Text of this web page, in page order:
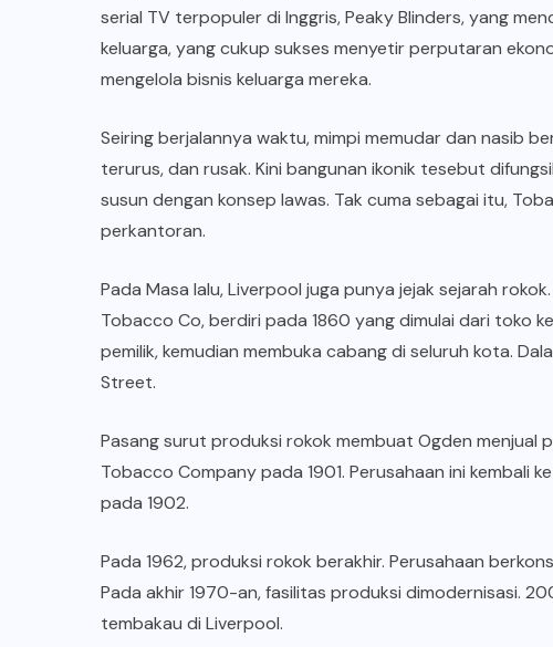
serial TV terpopuler di Inggris, Peaky Blinders, yang
keluarga, yang cukup sukses menyetir perputaran
mengelola bisnis keluarga mereka.
Seiring berjalannya waktu, mimpi memudar dan nasib
terurus, dan rusak. Kini bangunan ikonik tesebut
susun dengan konsep lawas. Tak cuma sebagai itu,
perkantoran.
Pada Masa lalu, Liverpool juga punya jejak sejarah
Tobacco Co, berdiri pada 1860 yang dimulai dari toko
pemilik, kemudian membuka cabang di seluruh kota.
Street.
Pasang surut produksi rokok membuat Ogden menjual
Tobacco Company pada 1901. Perusahaan ini kembali
pada 1902.
Pada 1962, produksi rokok berakhir. Perusahaan
Pada akhir 1970-an, fasilitas produksi dimodernisasi.
tembakau di Liverpool.